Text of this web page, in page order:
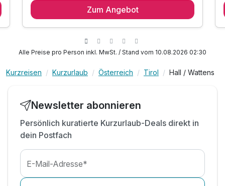
3 x regionales Gourmetfrühstück bis 10:00 Uhr
inkl. Whirlwanne & Ruheraum mit Wasserbetten
inkl. Abenteuerspielplatz für Kinder
inkl. Parkplatz & W-LAN Nutzung
Zum Angebot
Alle Preise pro Person inkl. MwSt. / Stand vom 10.08.2026 02:30
Kurzreisen Kurzurlaub Österreich Tirol Hall / Wattens
Newsletter abonnieren
Persönlich kuratierte Kurzurlaub-Deals direkt in
dein Postfach
E-Mail-Adresse*